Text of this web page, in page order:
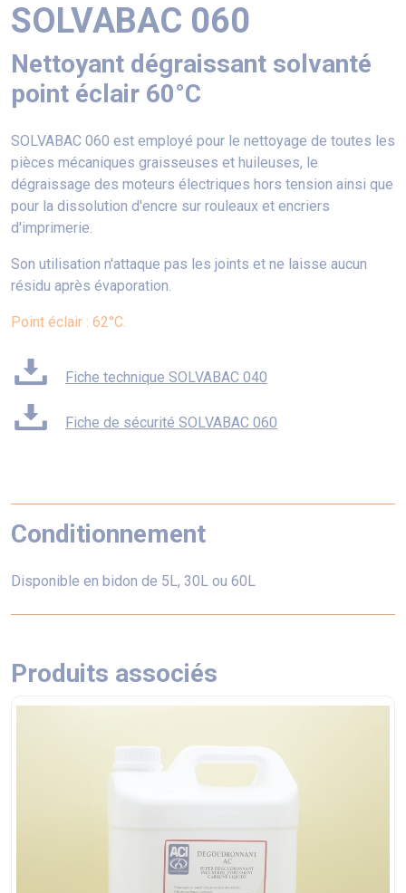
SOLVABAC 060
Nettoyant dégraissant solvanté
point éclair 60°C
SOLVABAC 060 est employé pour le nettoyage de toutes les
pièces mécaniques graisseuses et huileuses, le
dégraissage des moteurs électriques hors tension ainsi que
pour la dissolution d'encre sur rouleaux et encriers
d'imprimerie.
Son utilisation n'attaque pas les joints et ne laisse aucun
résidu après évaporation.
Point éclair : 62°C.
Fiche technique SOLVABAC 040
Fiche de sécurité SOLVABAC 060
Conditionnement
Disponible en bidon de 5L, 30L ou 60L
Produits associés